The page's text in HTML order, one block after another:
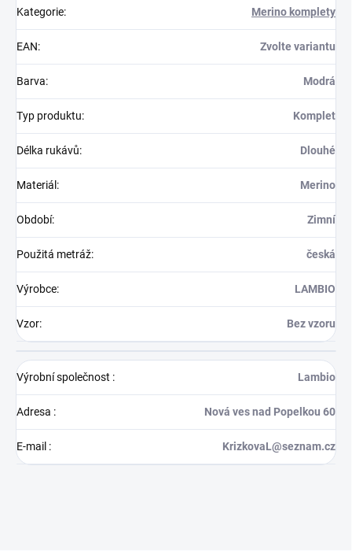
Kategorie: Merino komplety
EAN: Zvolte variantu
Barva: Modrá
Typ produktu: Komplet
Délka rukávů: Dlouhé
Materiál : Merino
Období: Zimní
Použitá metráž: česká
Výrobce: LAMBIO
Vzor: Bez vzoru
Výrobní společnost : Lambio
Adresa : Nová ves nad Popelkou 60
E-mail : KrizkovaL@seznam.cz